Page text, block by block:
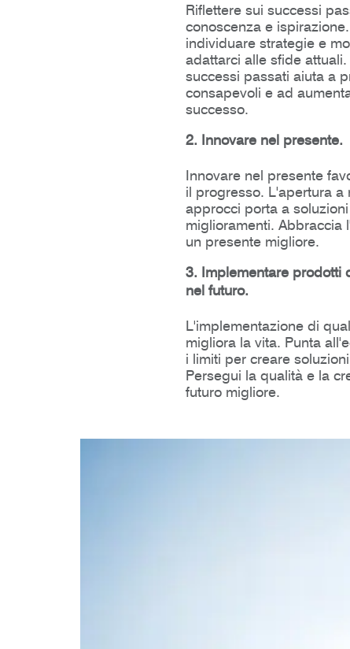
Riflettere sui successi
conoscenza e
individuare strategie e
adattarci alle sfide
successi passati aiuta a
consapevoli e ad
successo.
2. Innovare nel presente.
Innovare nel presente
il progresso. L'apertura a
approcci porta a
miglioramenti. Abbraccia
un presente migliore.
3. Implementare prodotti
nel futuro.
L'implementazione di
migliora la vita. Punta
i limiti per creare
Persegui la qualità e la
futuro migliore.